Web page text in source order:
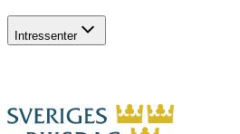
Intressenter